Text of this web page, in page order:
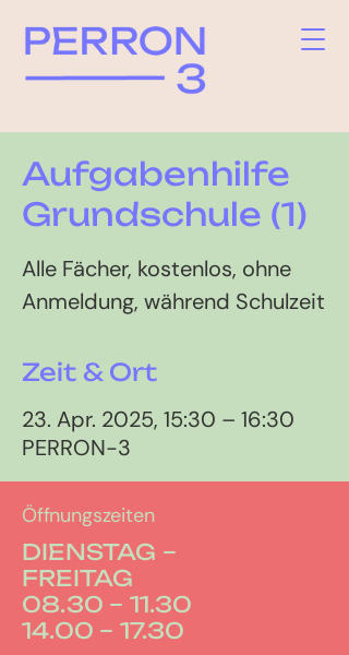
Aufgabenhilfe
Grundschule (1)
Alle Fächer, kostenlos, ohne
Anmeldung, während Schulzeit
Zeit & Ort
23. Apr. 2025, 15:30 – 16:30
PERRON-3
Öffnungszeiten
DIENSTAG –
FREITAG
08.30 – 11.30
14.00 – 17.30